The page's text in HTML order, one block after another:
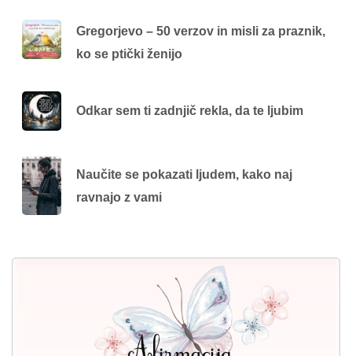
Gregorjevo – 50 verzov in misli za praznik,
ko se ptički ženijo
Odkar sem ti zadnjič rekla, da te ljubim
Naučite se pokazati ljudem, kako naj
ravnajo z vami